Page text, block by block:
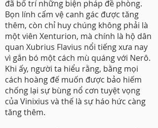
đã bố trí những biện pháp đề phòng.
Bọn lính cấm vệ canh gác được tăng
thêm, còn chỉ huy chúng không phải là
một viên Xenturion, mà chính là hộ dân
quan Xubrius Flavius nổi tiếng xưa nay
vì gắn bó một cách mù quáng với Nerô.
Khi ấy, người ta hiểu rằng, bằng mọi
cách hoàng đế muốn được bảo hiếm
chống lại sự bùng nổ cơn tuyệt vọng
của Vinixius và thế là sự háo hức càng
tăng thêm.